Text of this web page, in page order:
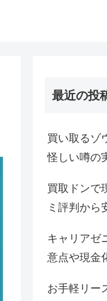
最近の投
買い取るゾ
怪しい噂の
買取ドンで
ミ評判から
キャリアゼ
意点や現金
お手軽リー